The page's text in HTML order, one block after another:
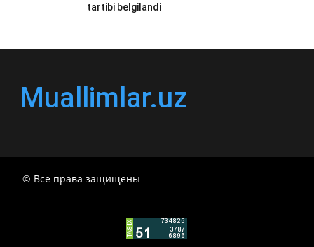
tartibi belgilandi
Muallimlar.uz
© Все права защищены
общеобразовательных учреждениях в 2024-2025
учебном году организация и проведение итоговой